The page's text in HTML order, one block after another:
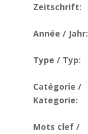
Zeitschrift:
Année / Jahr:
Type / Typ:
Catégorie /
Kategorie:
Mots clef /